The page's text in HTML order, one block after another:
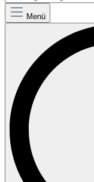
Menü